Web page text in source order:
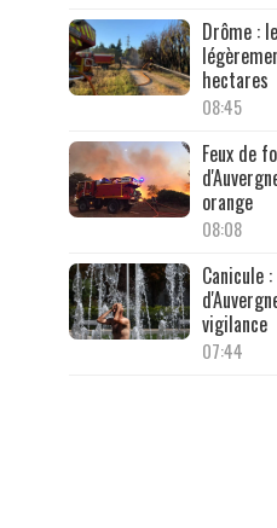
Drôme :
hectares
08:45
Feux de
orange
08:08
Canicule
vigilance
07:44